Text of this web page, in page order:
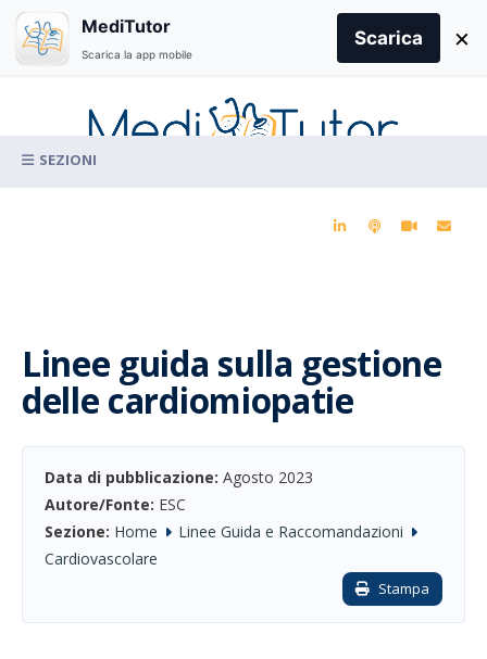
content
Linee guida sulla gestione
delle cardiomiopatie
Data di pubblicazione: Agosto 2023
Autore/Fonte: ESC
Sezione: Home
Linee Guida e Raccomandazioni
Cardiovascolare
Stampa
for:
MediTutor
Scarica la app mobile
Scarica ×